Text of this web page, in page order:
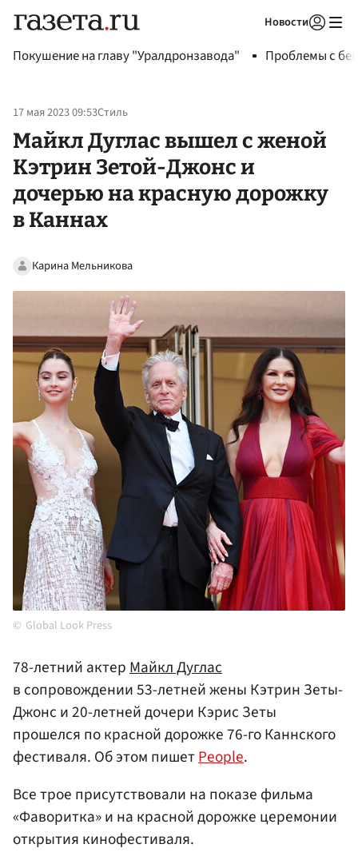
Новости
Покушение на главу "Уралдронзавода" Проблемы с
17 мая 2023 09:53Стиль
Майкл Дуглас вышел с женой
Кэтрин Зетой-Джонс и
дочерью на красную дорожку
в Каннах
Карина Мельникова
Global Look Press
78-летний актерМайкл Дуглас
в сопровождении 53-летней жены Кэтрин Зеты-
Джонс и 20-летней дочери Кэрис Зеты
прошелся по красной дорожке 76-го Каннского
фестиваля. Об этом пишетPeople.
Все трое присутствовали на показе фильма
«Фаворитка» и на красной дорожке церемонии
открытия кинофестиваля.